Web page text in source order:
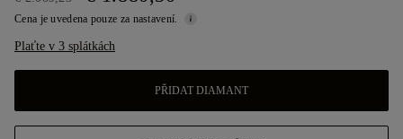
Cena je uvedena pouze za nastavení.
Plaťte v 3 splátkách
PŘIDAT DIAMANT